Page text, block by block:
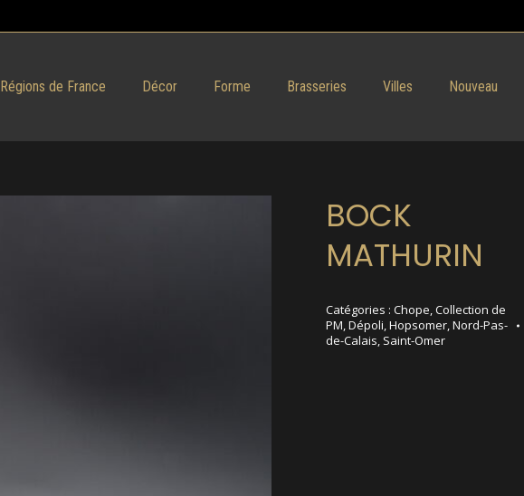
Régions de France Décor Forme Brasseries Villes Nouveau
BOCK
MATHURIN
Catégories : Chope,Collection de
PM,Dépoli,Hopsomer,Nord-Pas-
de-Calais, Saint-Omer